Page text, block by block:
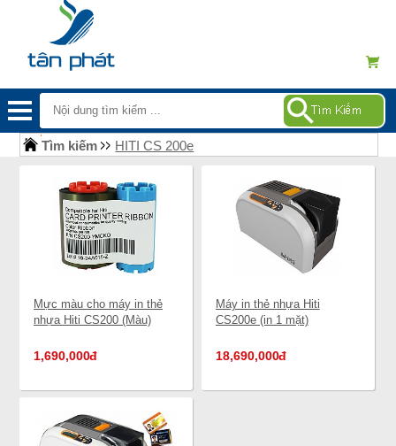
Tìm kiếm HITI CS 200e
Mực màu cho máy in thẻ
nhựa Hiti CS200 (Màu)
1,690,000đ
Máy in thẻ nhựa Hiti
CS200e (in 1 mặt)
18,690,000đ